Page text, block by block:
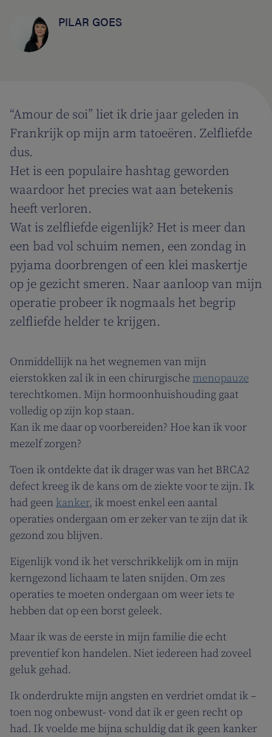
PILAR GOES
“Amour de soi” liet ik drie jaar geleden in
Frankrijk op mijn arm tatoeëren. Zelfliefde
dus.
Het is een populaire hashtag geworden
waardoor het precies wat aan betekenis
heeft verloren.
Wat is zelfliefde eigenlijk? Het is meer dan
een bad vol schuim nemen, een zondag in
pyjama doorbrengen of een klei maskertje
op je gezicht smeren. Naar aanloop van mijn
operatie probeer ik nogmaals het begrip
zelfliefde helder te krijgen.
Onmiddellijk na het wegnemen van mijn
eierstokken zal ik in een chirurgische menopauze
terechtkomen. Mijn hormoonhuishouding gaat
volledig op zijn kop staan.
Kan ik me daar op voorbereiden? Hoe kan ik voor
mezelf zorgen?
Toen ik ontdekte dat ik drager was van het BRCA2
defect kreeg ik de kans om de ziekte voor te zijn. Ik
had geen kanker, ik moest enkel een aantal
operaties ondergaan om er zeker van te zijn dat ik
gezond zou blijven.
Eigenlijk vond ik het verschrikkelijk om in mijn
kerngezond lichaam te laten snijden. Om zes
operaties te moeten ondergaan om weer iets te
hebben dat op een borst geleek.
Maar ik was de eerste in mijn familie die echt
preventief kon handelen. Niet iedereen had zoveel
geluk gehad.
Ik onderdrukte mijn angsten en verdriet omdat ik –
toen nog onbewust- vond dat ik er geen recht op
had. Ik voelde me bijna schuldig dat ik geen kanker